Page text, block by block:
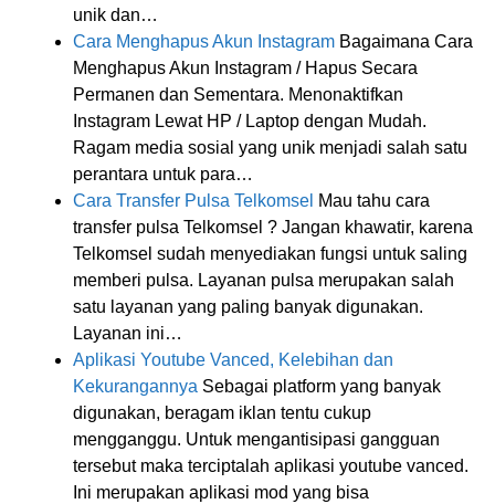
unik dan…
Cara Menghapus Akun Instagram Bagaimana Cara
Menghapus Akun Instagram / Hapus Secara
Permanen dan Sementara. Menonaktifkan
Instagram Lewat HP / Laptop dengan Mudah.
Ragam media sosial yang unik menjadi salah satu
perantara untuk para…
Cara Transfer Pulsa Telkomsel Mau tahu cara
transfer pulsa Telkomsel ? Jangan khawatir, karena
Telkomsel sudah menyediakan fungsi untuk saling
memberi pulsa. Layanan pulsa merupakan salah
satu layanan yang paling banyak digunakan.
Layanan ini…
Aplikasi Youtube Vanced, Kelebihan dan
Kekurangannya Sebagai platform yang banyak
digunakan, beragam iklan tentu cukup
mengganggu. Untuk mengantisipasi gangguan
tersebut maka terciptalah aplikasi youtube vanced.
Ini merupakan aplikasi mod yang bisa